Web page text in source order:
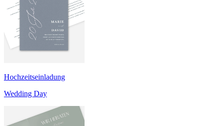
Hochzeitseinladung
Wedding Day